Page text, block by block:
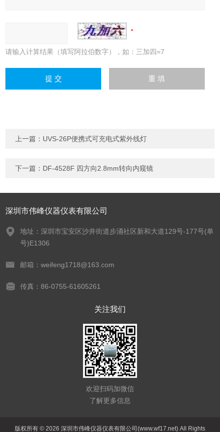
请输入计算结果（填写阿拉伯数字），如：三加四=7
上一篇： UVS-26P便携式可充电式紫外线灯
下一篇： DF-4528F 四方向2.8mm转向内窥镜
深圳市伟峰仪器仪表有限公司
地址：深圳市宝安区沙井街道步涌社区新和大道129号-177号(单
号)E1306
邮箱：weifeng1718@163.com
传真：86-0755-61605261
关注我们
欢迎扫码加微信
了解更多信息
版权所有 © 2026 深圳市伟峰仪器仪表有限公司(www.wf17.net) All Rights